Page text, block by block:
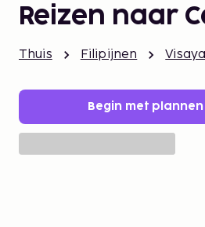
Reizen naar
Thuis Filipijnen
Begin met plannen